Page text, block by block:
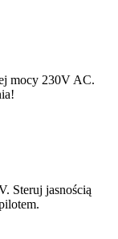
mocy 230V AC.
Steruj jasnością